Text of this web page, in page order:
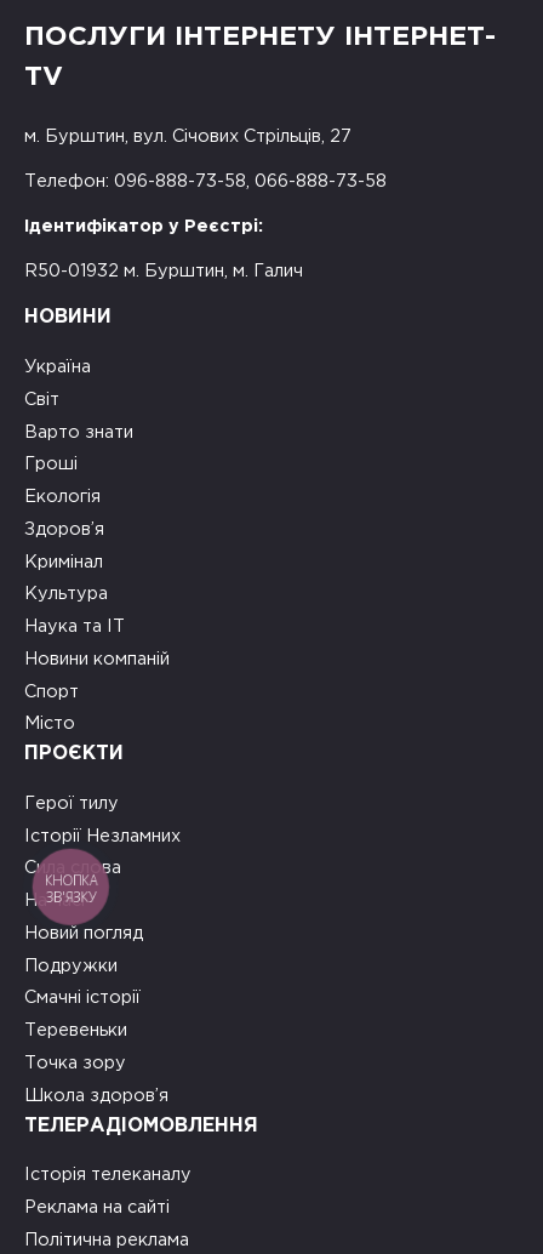
ПОСЛУГИ ІНТЕРНЕТУ ІНТЕРНЕТ-
TV
м. Бурштин, вул. Січових Стрільців, 27
Телефон: 096-888-73-58, 066-888-73-58
Ідентифікатор у Реєстрі:
R50-01932 м. Бурштин, м. Галич
НОВИНИ
Україна
Світ
Варто знати
Гроші
Екологія
Здоров’я
Кримінал
Культура
Наука та ІТ
Новини компаній
Спорт
Місто
ПРОЄКТИ
Герої тилу
Історії Незламних
Сила слова
На часі
Новий погляд
Подружки
Смачні історії
Теревеньки
Точка зору
Школа здоров’я
ТЕЛЕРАДІОМОВЛЕННЯ
Історія телеканалу
Реклама на сайті
Політична реклама
КНОПКА
ЗВ'ЯЗКУ